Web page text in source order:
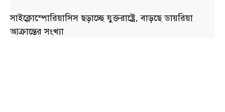
সাইক্লোস্পোরিয়াসিস ছড়াচ্ছে যুক্তরাষ্ট্রে, বাড়ছে ডায়রিয়া
আক্রান্তের সংখ্যা